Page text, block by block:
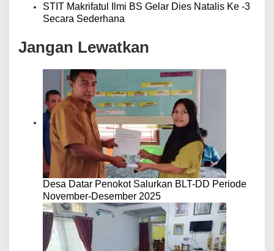
STIT Makrifatul Ilmi BS Gelar Dies Natalis Ke -3
Secara Sederhana
Jangan Lewatkan
Desa Datar Penokot Salurkan BLT-DD Periode
November-Desember 2025